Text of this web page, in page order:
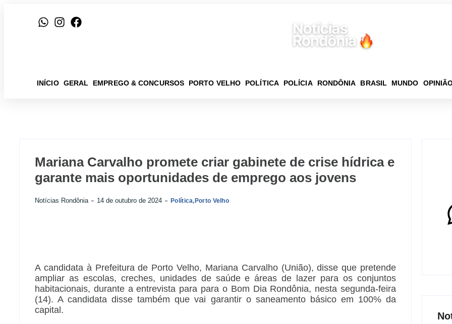
INÍCIO GERAL EMPREGO & CONCURSOS PORTO VELHO POLÍTICA POLÍCIA RONDÔNIA BRASIL MUNDO
Mariana Carvalho promete criar gabinete de crise hídrica e
garante mais oportunidades de emprego aos jovens
Notícias Rondônia 14 de outubro de 2024 Política, Porto Velho
A candidata à Prefeitura de Porto Velho, Mariana Carvalho (União), disse que pretende
ampliar as escolas, creches, unidades de saúde e áreas de lazer para os conjuntos
habitacionais, durante a entrevista para para o Bom Dia Rondônia, nesta segunda-feira
(14). A candidata disse também que vai garantir o saneamento básico em 100% da
capital.